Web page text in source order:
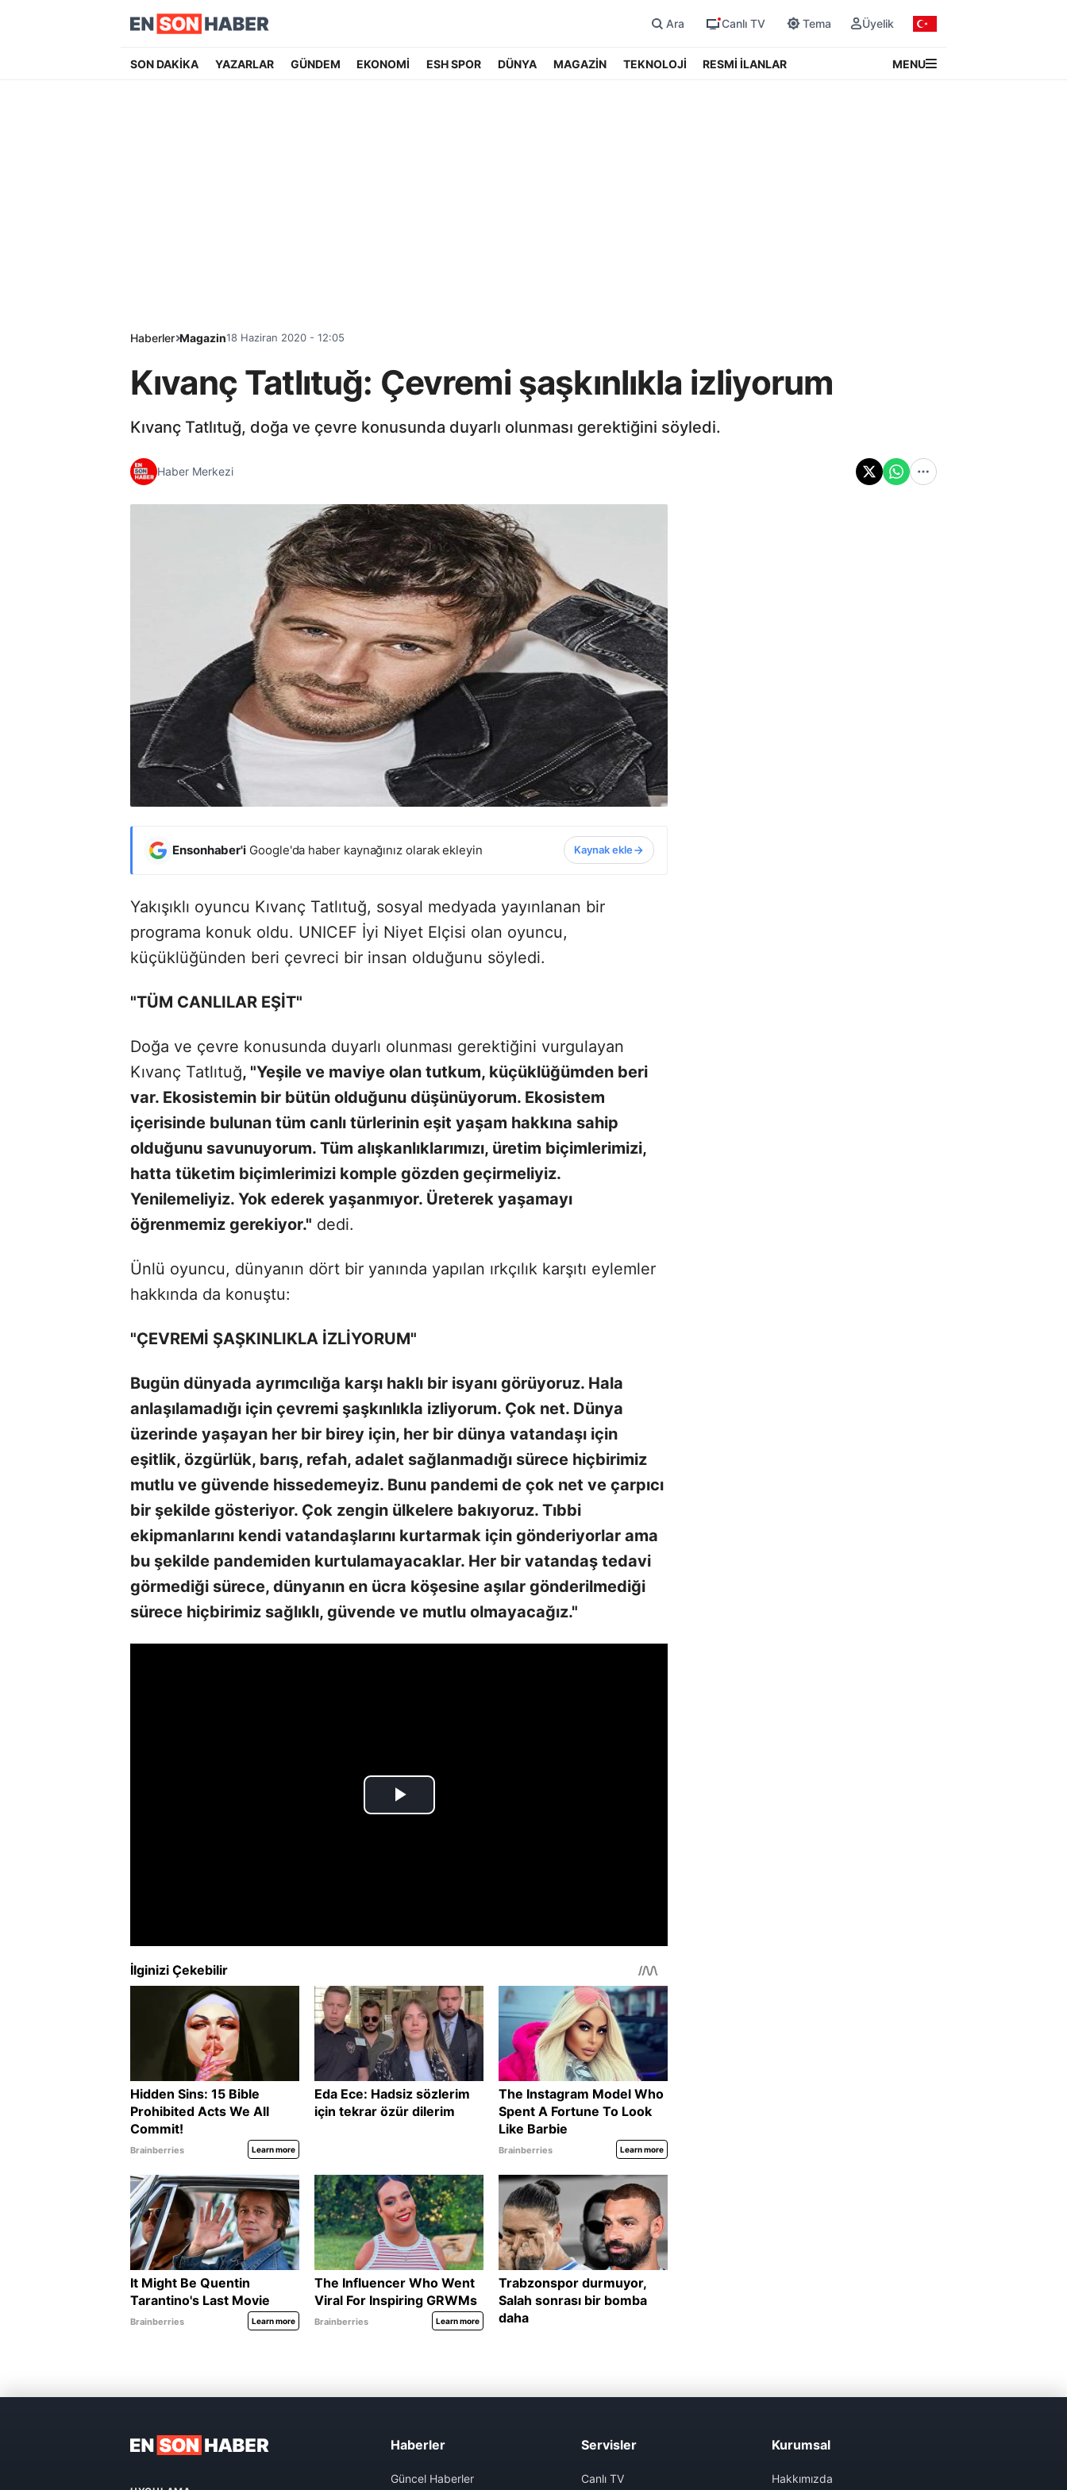
Ara Canlı TV Tema Üyelik
SON DAKİKA YAZARLAR GÜNDEM EKONOMİ ESH SPOR DÜNYA MAGAZİN TEKNOLOJİ RESMİ İLANLAR MENU
Haberler Magazin18 Haziran 2020 - 12:05
Kıvanç Tatlıtuğ: Çevremi şaşkınlıkla izliyorum
Kıvanç Tatlıtuğ, doğa ve çevre konusunda duyarlı olunması gerektiğini söyledi.
Haber Merkezi
Ensonhaber'i Google'da haber kaynağınız olarak ekleyin Kaynak ekle
Yakışıklı oyuncu Kıvanç Tatlıtuğ, sosyal medyada yayınlanan bir
programa konuk oldu. UNICEF İyi Niyet Elçisi olan oyuncu,
küçüklüğünden beri çevreci bir insan olduğunu söyledi.
"TÜM CANLILAR EŞİT"
Doğa ve çevre konusunda duyarlı olunması gerektiğini vurgulayan
Kıvanç Tatlıtuğ, "Yeşile ve maviye olan tutkum, küçüklüğümden beri
var. Ekosistemin bir bütün olduğunu düşünüyorum. Ekosistem
içerisinde bulunan tüm canlı türlerinin eşit yaşam hakkına sahip
olduğunu savunuyorum. Tüm alışkanlıklarımızı, üretim biçimlerimizi,
hatta tüketim biçimlerimizi komple gözden geçirmeliyiz.
Yenilemeliyiz. Yok ederek yaşanmıyor. Üreterek yaşamayı
öğrenmemiz gerekiyor." dedi.
Ünlü oyuncu, dünyanın dört bir yanında yapılan ırkçılık karşıtı eylemler
hakkında da konuştu:
"ÇEVREMİ ŞAŞKINLIKLA İZLİYORUM"
Bugün dünyada ayrımcılığa karşı haklı bir isyanı görüyoruz. Hala
anlaşılamadığı için çevremi şaşkınlıkla izliyorum. Çok net. Dünya
üzerinde yaşayan her bir birey için, her bir dünya vatandaşı için
eşitlik, özgürlük, barış, refah, adalet sağlanmadığı sürece hiçbirimiz
mutlu ve güvende hissedemeyiz. Bunu pandemi de çok net ve çarpıcı
bir şekilde gösteriyor. Çok zengin ülkelere bakıyoruz. Tıbbi
ekipmanlarını kendi vatandaşlarını kurtarmak için gönderiyorlar ama
bu şekilde pandemiden kurtulamayacaklar. Her bir vatandaş tedavi
görmediği sürece, dünyanın en ücra köşesine aşılar gönderilmediği
sürece hiçbirimiz sağlıklı, güvende ve mutlu olmayacağız."
Haberler
Güncel Haberler
Servisler
Canlı TV
Kurumsal
Hakkımızda